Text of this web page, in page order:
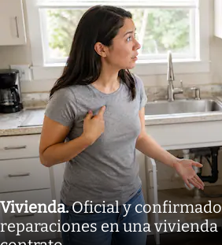
Vivienda.Oficial y
reparaciones en una